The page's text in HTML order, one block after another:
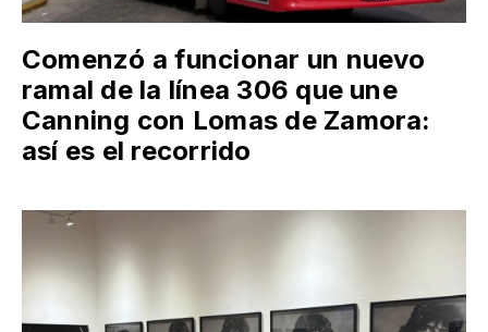
Comenzó a funcionar un nuevo
ramal de la línea 306 que une
Canning con Lomas de Zamora:
así es el recorrido